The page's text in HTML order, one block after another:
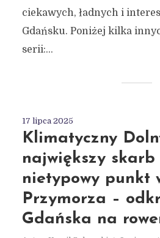
ciekawych, ładnych i
Gdańsku. Poniżej kilka
serii:...
17 lipca 2025
Klimatyczny
największy skarb
nietypowy punkt
Przymorza –
Gdańska na